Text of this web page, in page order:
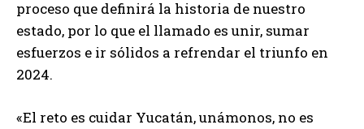
proceso que definirá la historia de nuestro
estado, por lo que el llamado es unir, sumar
esfuerzos e ir sólidos a refrendar el triunfo en
2024.
«El reto es cuidar Yucatán, unámonos, no es